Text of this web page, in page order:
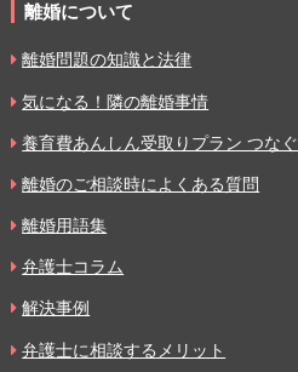
離婚について
離婚問題の知識と法律
気になる！隣の離婚事情
養育費あんしん受取りプラン つなぐ
離婚のご相談時によくある質問
離婚用語集
弁護士コラム
解決事例
弁護士に相談するメリット